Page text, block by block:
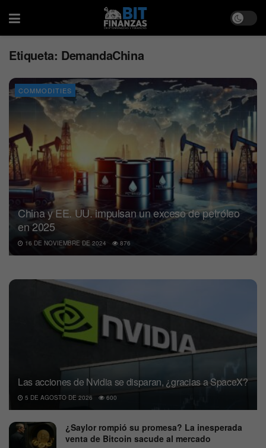
Etiqueta: DemandaChina
COMMODITIES
China y EE. UU. impulsan un exceso de petróleo
en 2025
16 DE NOVIEMBRE DE 2024 876
Las acciones de Nvidia se disparan, ¿gracias a SpaceX?
5 DE AGOSTO DE 2026 600
¿Saylor rompió su promesa? La inesperada
venta de Bitcoin sacude al mercado